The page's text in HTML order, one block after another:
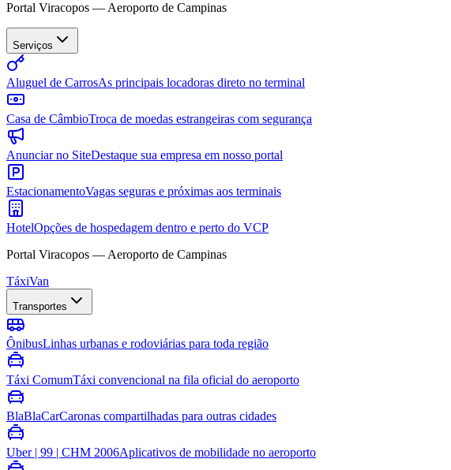
Portal Viracopos — Aeroporto de Campinas
Serviços
Aluguel de CarrosAs principais locadoras direto no terminal
Casa de CâmbioTroca de moedas estrangeiras com segurança
Anunciar no SiteDestaque sua empresa em nosso portal
EstacionamentoVagas seguras e próximas aos terminais
HotelOpções de hospedagem dentro e perto do VCP
Portal Viracopos — Aeroporto de Campinas
TáxiVan
Transportes
ÔnibusLinhas urbanas e rodoviárias para toda região
Táxi ComumTáxi convencional na fila oficial do aeroporto
BlaBlaCarCaronas compartilhadas para outras cidades
Uber | 99 | CHM 2006Aplicativos de mobilidade no aeroporto